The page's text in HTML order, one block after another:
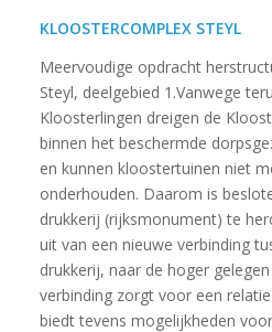
KLOOSTERCOMPLEX STEYL
Meervoudige opdracht
Steyl, deelgebied 1.Vanwege
Kloosterlingen dreigen de
binnen het beschermde
en kunnen kloostertuinen niet
onderhouden. Daarom is
drukkerij (rijksmonument) te
uit van een nieuwe verbinding
drukkerij, naar de hoger
verbinding zorgt voor een
biedt tevens mogelijkheden